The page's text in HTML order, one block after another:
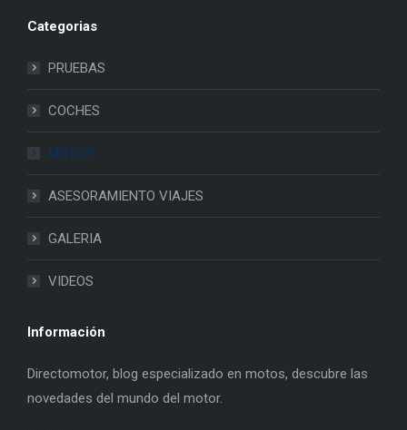
Categorias
PRUEBAS
COCHES
MOTOS
ASESORAMIENTO VIAJES
GALERIA
VIDEOS
Información
Directomotor, blog especializado en motos, descubre las
novedades del mundo del motor.